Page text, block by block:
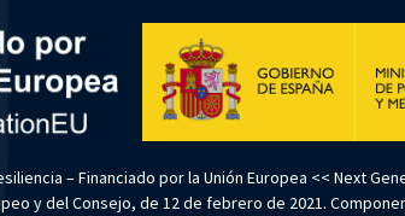
– Financiado por la Unión Europea << Next
y del Consejo, de 12 de febrero de 2021.